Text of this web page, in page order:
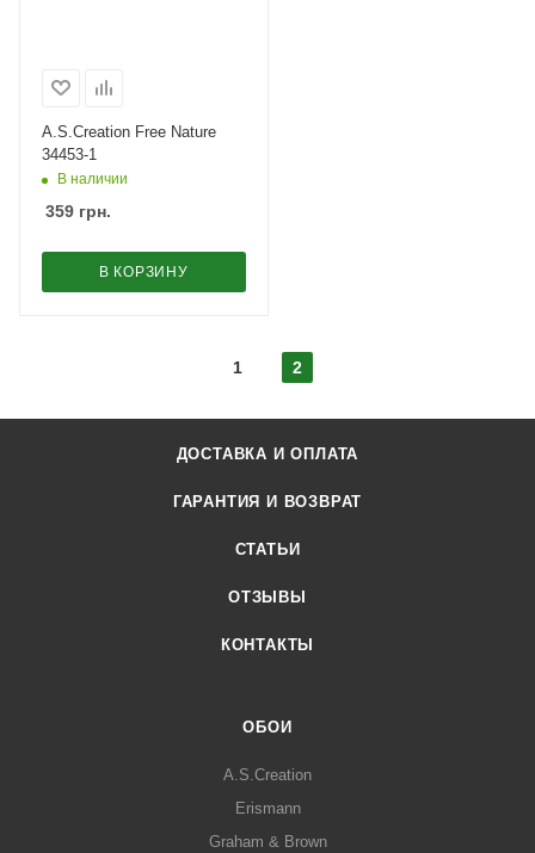
A.S.Creation Free Nature
34453-1
В наличии
359 грн.
В КОРЗИНУ
1 2
ДОСТАВКА И ОПЛАТА
ГАРАНТИЯ И ВОЗВРАТ
СТАТЬИ
ОТЗЫВЫ
КОНТАКТЫ
ОБОИ
A.S.Creation
Erismann
Graham & Brown